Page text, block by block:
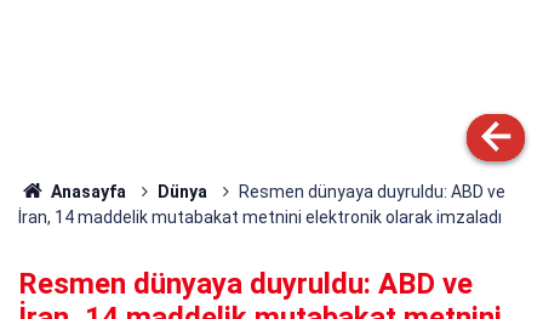
Anasayfa Dünya
Resmen dünyaya duyruldu: ABD ve
İran, 14 maddelik mutabakat metnini elektronik olarak imzaladı
Resmen dünyaya duyruldu: ABD ve